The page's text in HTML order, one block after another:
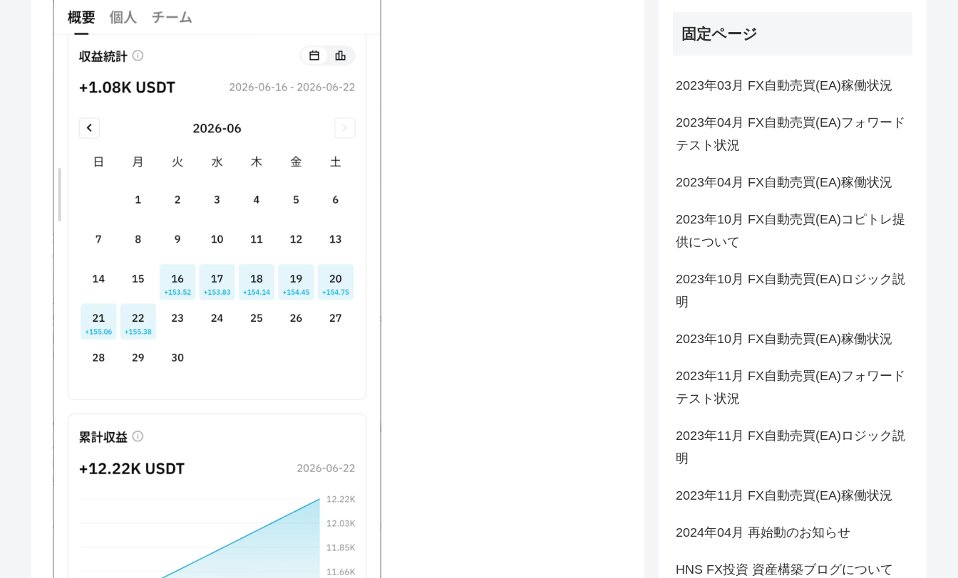
固定ページ
2023年03月 FX自動売買(EA)稼働状況
2023年04月 FX自動売買(EA)フォワード
テスト状況
2023年04月 FX自動売買(EA)稼働状況
2023年10月 FX自動売買(EA)コピトレ提
供について
2023年10月 FX自動売買(EA)ロジック説
明
2023年10月 FX自動売買(EA)稼働状況
2023年11月 FX自動売買(EA)フォワード
テスト状況
2023年11月 FX自動売買(EA)ロジック説
明
2023年11月 FX自動売買(EA)稼働状況
2024年04月 再始動のお知らせ
HNS FX投資 資産構築ブログについて